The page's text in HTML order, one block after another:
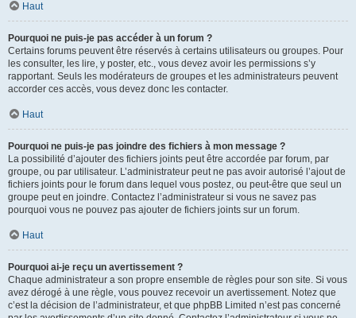
Haut
Pourquoi ne puis-je pas accéder à un forum ?
Certains forums peuvent être réservés à certains utilisateurs ou groupes. Pour
les consulter, les lire, y poster, etc., vous devez avoir les permissions s’y
rapportant. Seuls les modérateurs de groupes et les administrateurs peuvent
accorder ces accès, vous devez donc les contacter.
Haut
Pourquoi ne puis-je pas joindre des fichiers à mon message ?
La possibilité d’ajouter des fichiers joints peut être accordée par forum, par
groupe, ou par utilisateur. L’administrateur peut ne pas avoir autorisé l’ajout de
fichiers joints pour le forum dans lequel vous postez, ou peut-être que seul un
groupe peut en joindre. Contactez l’administrateur si vous ne savez pas
pourquoi vous ne pouvez pas ajouter de fichiers joints sur un forum.
Haut
Pourquoi ai-je reçu un avertissement ?
Chaque administrateur a son propre ensemble de règles pour son site. Si vous
avez dérogé à une règle, vous pouvez recevoir un avertissement. Notez que
c’est la décision de l’administrateur, et que phpBB Limited n’est pas concerné